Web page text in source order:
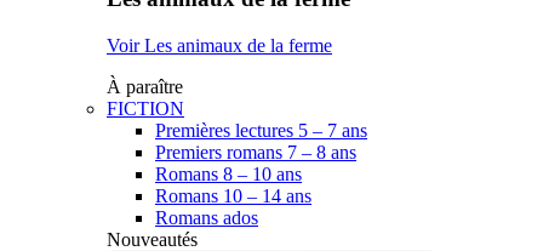
Voir Les animaux de la ferme
À paraître
FICTION
Premières lectures 5 – 7 ans
Premiers romans 7 – 8 ans
Romans 8 – 10 ans
Romans 10 – 14 ans
Romans ados
Nouveautés